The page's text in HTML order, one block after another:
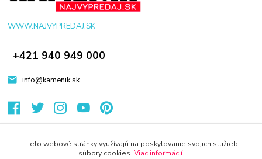
WWW.NAJVYPREDAJ.SK
+421 940 949 000
info@kamenik.sk
Tieto webové stránky využívajú na poskytovanie svojich služieb
súbory cookies. Viac informácií.